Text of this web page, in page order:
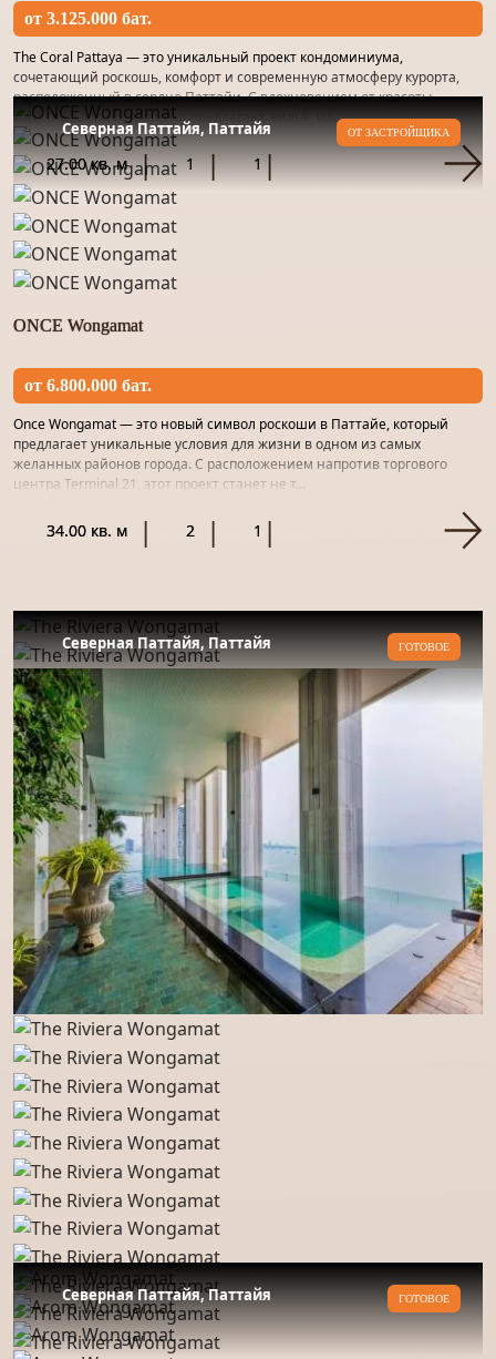
от 3.125.000 бат.
The Coral Pattaya — это уникальный проект кондоминиума,
сочетающий роскошь, комфорт и современную атмосферу курорта,
расположенный в сердце Паттайи. С вдохновением от красоты
коралловых рифов, проект предлагает жильё, ид...
27.00 кв. м 1 1
Северная Паттайя, Паттайя ОТ ЗАСТРОЙЩИКА
ONCE Wongamat
от 6.800.000 бат.
Once Wongamat — это новый символ роскоши в Паттайе, который
предлагает уникальные условия для жизни в одном из самых
желанных районов города. С расположением напротив торгового
центра Terminal 21, этот проект станет не т...
34.00 кв. м 2 1
Северная Паттайя, Паттайя ГОТОВОЕ
Северная Паттайя, Паттайя ГОТОВОЕ